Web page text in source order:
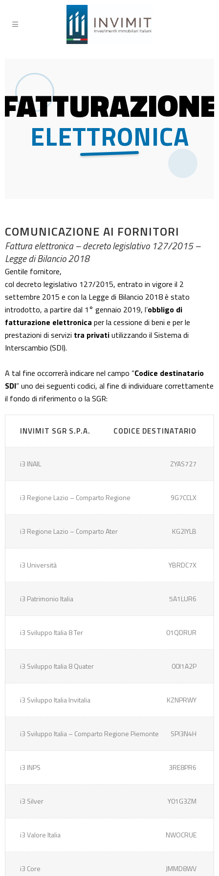
FATTURAZIONE
ELETTRONICA
COMUNICAZIONE AI FORNITORI
Fattura elettronica – decreto legislativo 127/2015 –
Legge di Bilancio 2018
Gentile fornitore,
col decreto legislativo 127/2015, entrato in vigore il 2
settembre 2015 e con la Legge di Bilancio 2018 è stato
introdotto, a partire dal 1° gennaio 2019, l’obbligo di
fatturazione elettronica per la cessione di beni e per le
prestazioni di servizi tra privatiutilizzando il Sistema di
Interscambio (SDI).
A tal fine occorrerà indicare nel campo “Codice destinatario
SDI” uno dei seguenti codici, al fine di individuare correttamente
il fondo di riferimento o la SGR:
INVIMIT SGR S.P.A. CODICE DESTINATARIO
i3 INAIL ZYAS727
i3 Regione Lazio – Comparto Regione 9G7CCLX
i3 Regione Lazio – Comparto Ater KG2IYLB
i3 Università YBRDC7X
i3 Patrimonio Italia 5A1LUR6
i3 Sviluppo Italia 8 Ter 01QDRUR
i3 Sviluppo Italia 8 Quater 00I1A2P
i3 Sviluppo Italia Invitalia KZNPRWY
i3 Sviluppo Italia – Comparto Regione Piemonte SPI3N4H
i3 INPS 3RE8PR6
i3 Silver Y01G3ZM
i3 Valore Italia NWOCRUE
i3 Core JMMD8WV